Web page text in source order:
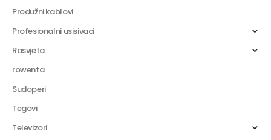
Produžni kablovi
Profesionalni usisivaci
Rasvjeta
rowenta
Sudoperi
Tegovi
Televizori